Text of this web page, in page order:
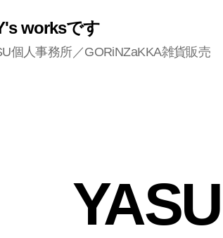
worksです
個人事務所／GORiNZaKKA雑貨販売